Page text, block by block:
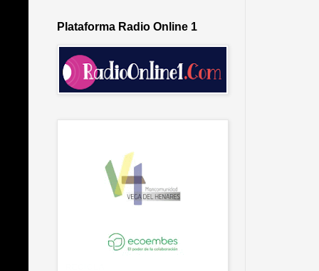
Plataforma Radio Online 1